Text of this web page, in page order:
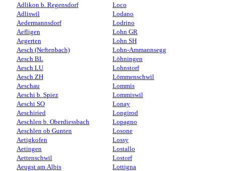
Adlikon b. Regensdorf
Adliswil
Aedermannsdorf
Aefligen
Aegerten
Aesch (Neftenbach)
Aesch BL
Aesch LU
Aesch ZH
Aeschau
Aeschi b. Spiez
Aeschi SO
Aeschiried
Aeschlen b. Oberdiessbach
Aeschlen ob Gunten
Aetigkofen
Aetingen
Aettenschwil
Aeugst am Albis
Loco
Lodano
Lodrino
Lohn GR
Lohn SH
Lohn-Ammannsegg
Löhningen
Lohnstorf
Lömmenschwil
Lommis
Lommiswil
Lonay
Longirod
Lopagno
Losone
Lossy
Lostallo
Lostorf
Lottigna